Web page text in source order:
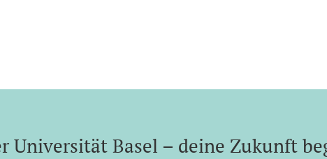
Universität Basel – deine Zukunft